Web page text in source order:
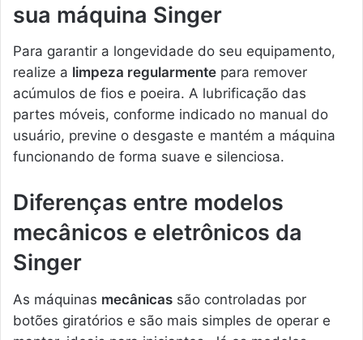
sua máquina Singer
Para garantir a longevidade do seu equipamento,
realize a limpeza regularmente para remover
acúmulos de fios e poeira. A lubrificação das
partes móveis, conforme indicado no manual do
usuário, previne o desgaste e mantém a máquina
funcionando de forma suave e silenciosa.
Diferenças entre modelos
mecânicos e eletrônicos da
Singer
As máquinas mecânicas são controladas por
botões giratórios e são mais simples de operar e